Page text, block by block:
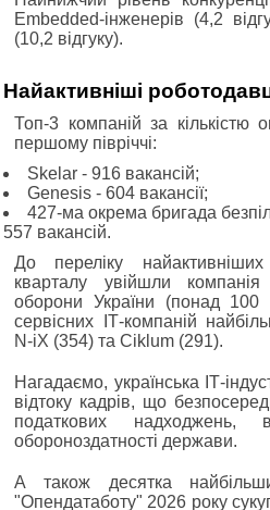
Embedded-інженерів (4,2
(10,2 відгуку).
Найактивніші
Топ-3 компаній за кількістю
першому півріччі:
Skelar - 916 вакансій;
Genesis - 604 вакансії;
427-ма окрема бригада
557 вакансій.
До переліку
кварталу увійшли
оборони України (понад 100
сервісних ІТ-компаній
N-iX (354) та Ciklum (291).
Нагадаємо, українська ІТ-
відтоку кадрів, що
податкових надходжень,
обороноздатності держави.
А також десятка
"Опендатаботу" 2026 року